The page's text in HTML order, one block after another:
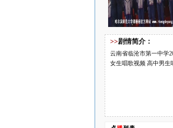
>>剧情简介：
云南省临沧市第一中学
女生唱歌视频 高中男生